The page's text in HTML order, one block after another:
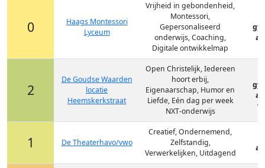
0
Haags Montessori
Lyceum
Vrijheid in gebondenheid,
Montessori,
Gepersonaliseerd
onderwijs, Coaching,
Digitale ontwikkelmap
2
De Goudse Waarden
locatie
Heemskerkstraat
Open Christelijk, Iedereen
hoort erbij,
Eigenaarschap, Humor en
Liefde, Eén dag per week
NXT-onderwijs
1 De Theaterhavo/vwo
Creatief, Ondernemend,
Zelfstandig,
Verwerkelijken, Uitdagend